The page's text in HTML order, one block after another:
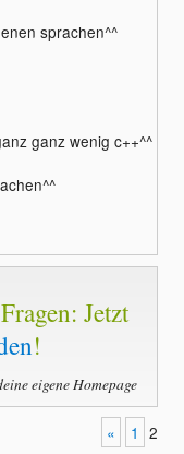
sprachen^^
ganz wenig c++^^
Jetzt
!
eigene Homepage
« 1 2